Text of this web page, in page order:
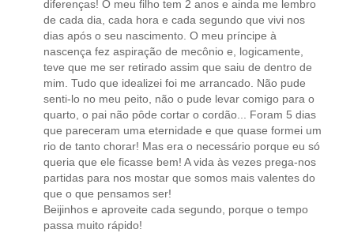
diferenças! O meu filho tem 2 anos e ainda me lembro
de cada dia, cada hora e cada segundo que vivi nos
dias após o seu nascimento. O meu príncipe à
nascença fez aspiração de mecônio e, logicamente,
teve que me ser retirado assim que saiu de dentro de
mim. Tudo que idealizei foi me arrancado. Não pude
senti-lo no meu peito, não o pude levar comigo para o
quarto, o pai não pôde cortar o cordão... Foram 5 dias
que pareceram uma eternidade e que quase formei um
rio de tanto chorar! Mas era o necessário porque eu só
queria que ele ficasse bem! A vida às vezes prega-nos
partidas para nos mostar que somos mais valentes do
que o que pensamos ser!
Beijinhos e aproveite cada segundo, porque o tempo
passa muito rápido!